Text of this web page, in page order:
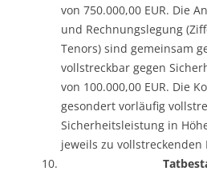
von 750.000,00 EUR. Die
und Rechnungslegung
Tenors) sind gemeinsam
vollstreckbar gegen
von 100.000,00 EUR. Die
gesondert vorläufig
Sicherheitsleistung in
jeweils zu vollstreckenden